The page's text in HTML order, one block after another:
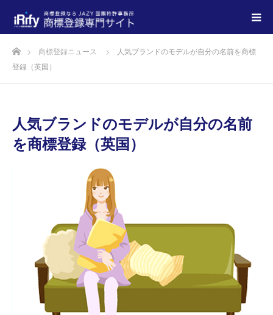
商標登録ニュース
人気ブランドのモデルが自分の名前を商標
登録（英国）
人気ブランドのモデルが自分の名前
を商標登録（英国）